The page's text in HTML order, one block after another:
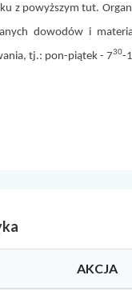
z powyższym tut.
dowodów i
tj.: pon-piątek - 730-
AKCJA